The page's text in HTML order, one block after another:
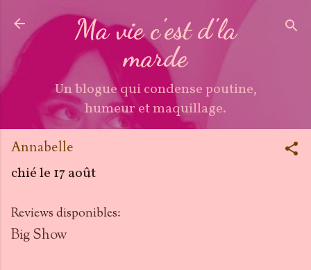
Accéder au contenu principal
Ma vie c'est d'la
marde
Un blogue qui condense poutine,
humeur et maquillage.
Annabelle
chié le 17 août
Reviews disponibles:
Big Show